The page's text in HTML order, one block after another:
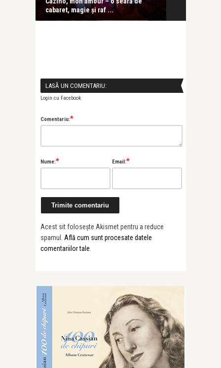
cabaret, magie și raf ...
LASĂ UN COMENTARIU:
Login cu Facebook
Comentariu:*
Nume:* Email:*
Acest sit folosește Akismet pentru a reduce
spamul. Află cum sunt procesate datele
comentariilor tale.